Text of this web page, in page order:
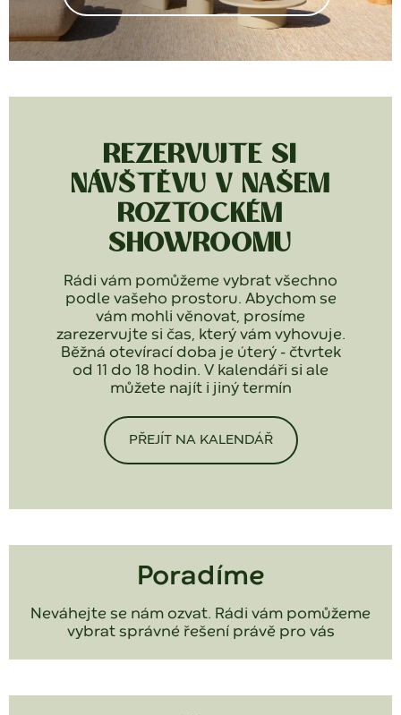
REZERVUJTE SI
NÁVŠTĚVU V NAŠEM
ROZTOCKÉM
SHOWROOMU
Rádi vám pomůžeme vybrat všechno
podle vašeho prostoru. Abychom se
vám mohli věnovat, prosíme
zarezervujte si čas, který vám vyhovuje.
Běžná otevírací doba je úterý - čtvrtek
od 11 do 18 hodin. V kalendáři si ale
můžete najít i jiný termín
PŘEJÍT NA KALENDÁŘ
Poradíme
Neváhejte se nám ozvat. Rádi vám pomůžeme
vybrat správné řešení právě pro vás